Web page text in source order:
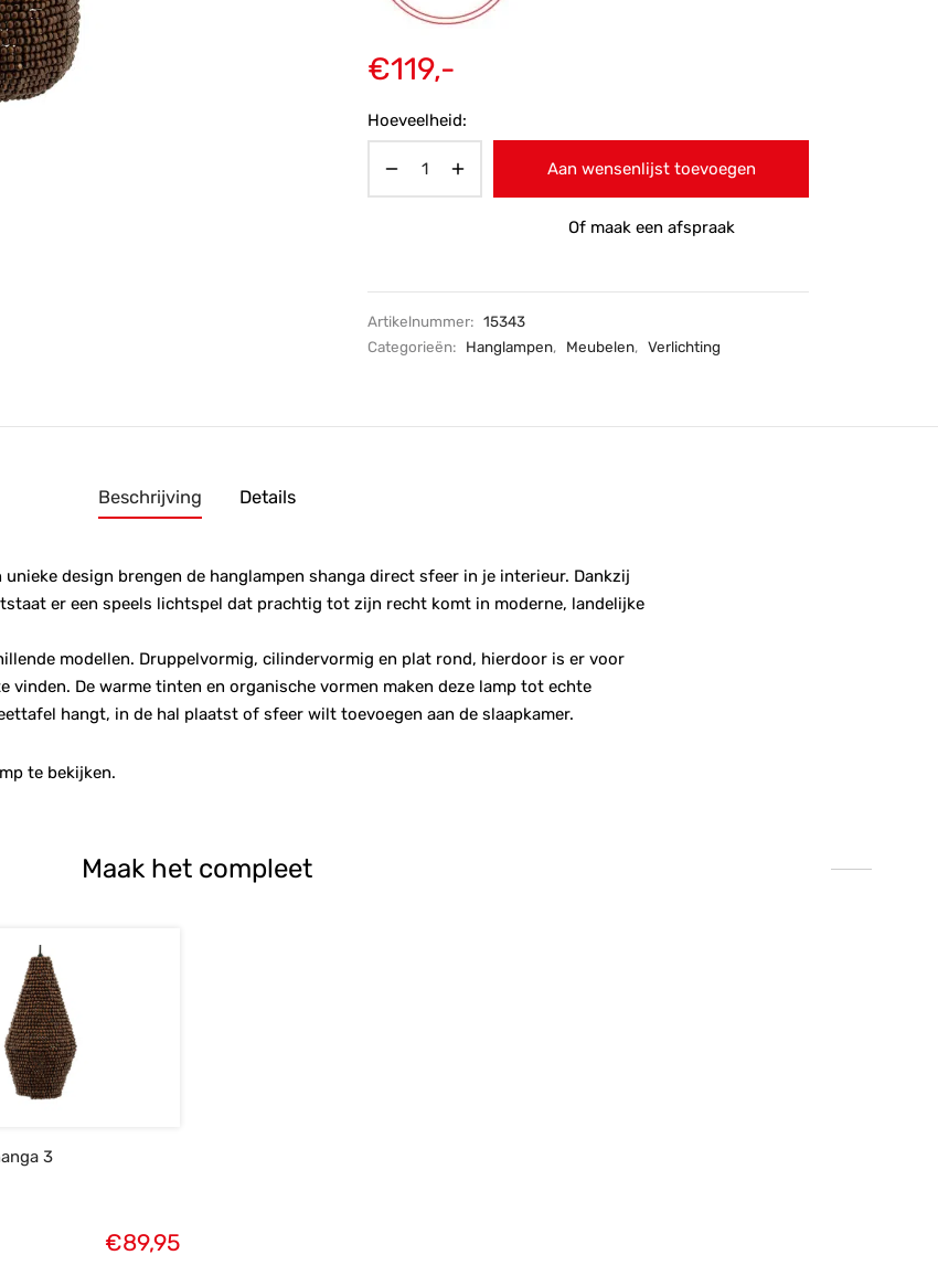
€119,-
Hoeveelheid:
Aan wensenlijst toevoegen
Of maak een afspraak
Artikelnummer: 15343
Categorieën:
Hanglampen, Meubelen, Verlichting
Beschrijving Details
design brengen de hanglampen shanga direct sfeer in je interieur. Dankzij
er een speels lichtspel dat prachtig tot zijn recht komt in moderne, landelijke
modellen. Druppelvormig, cilindervormig en plat rond, hierdoor is er voor
vinden. De warme tinten en organische vormen maken deze lamp tot echte
hangt, in de hal plaatst of sfeer wilt toevoegen aan de slaapkamer.
te bekijken.
Maak het compleet
3
€89,95